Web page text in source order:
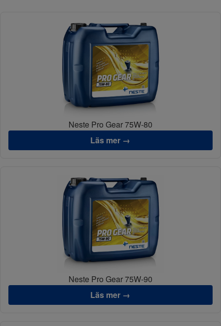
Neste Pro Gear 75W-80
Läs mer →
Neste Pro Gear 75W-90
Läs mer →